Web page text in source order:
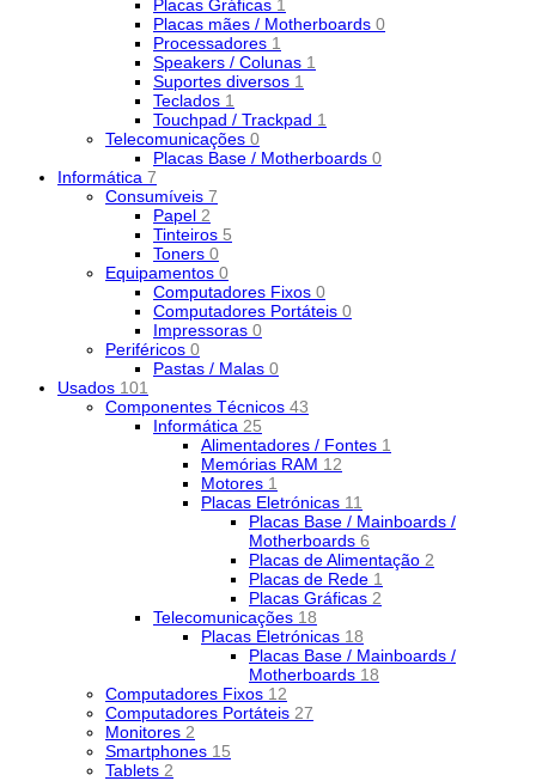
Placas Gráficas 1
Placas mães / Motherboards 0
Processadores 1
Speakers / Colunas 1
Suportes diversos 1
Teclados 1
Touchpad / Trackpad 1
Telecomunicações 0
Placas Base / Motherboards 0
Informática 7
Consumíveis 7
Papel 2
Tinteiros 5
Toners 0
Equipamentos 0
Computadores Fixos 0
Computadores Portáteis 0
Impressoras 0
Periféricos 0
Pastas / Malas 0
Usados 101
Componentes Técnicos 43
Informática 25
Alimentadores / Fontes 1
Memórias RAM 12
Motores 1
Placas Eletrónicas 11
Placas Base / Mainboards /
Motherboards 6
Placas de Alimentação 2
Placas de Rede 1
Placas Gráficas 2
Telecomunicações 18
Placas Eletrónicas 18
Placas Base / Mainboards /
Motherboards 18
Computadores Fixos 12
Computadores Portáteis 27
Monitores 2
Smartphones 15
Tablets 2